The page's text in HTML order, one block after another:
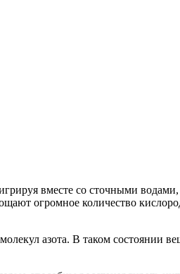
вместе со сточными
огромное количество
азота. В таком состоянии